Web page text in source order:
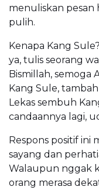
menuliskan pesan
pulih.
Kenapa Kang
ya, tulis seorang
Bismillah, semoga
Kang Sule,
Lekas sembuh
candaannya lagi,
Respons positif ini
sayang dan
Walaupun nggak
orang merasa